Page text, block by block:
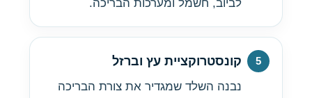
לביוב, חשמל ומערכות הבריכה.
קונסטרוקציית עץ וברזל
נבנה השלד שמגדיר את צורת הבריכה